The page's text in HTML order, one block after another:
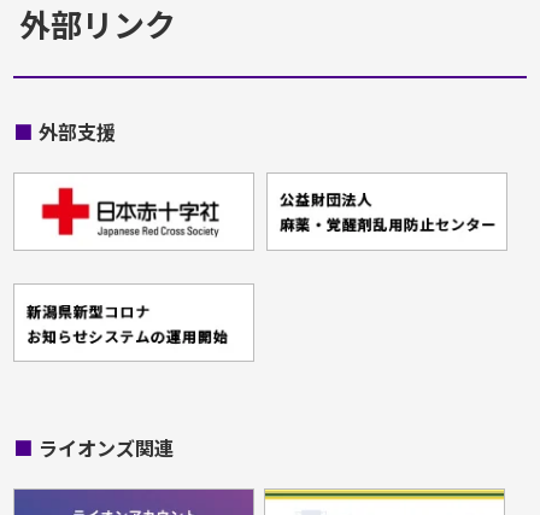
外部リンク
■ 外部支援
■ ライオンズ関連